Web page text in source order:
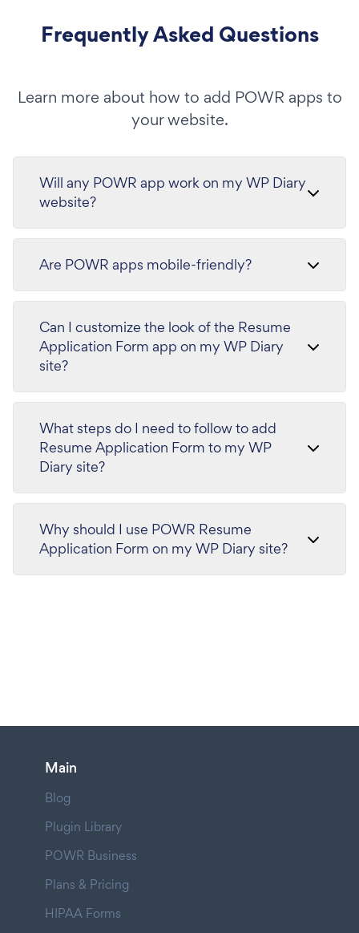
Frequently Asked Questions
Learn more about how to add POWR apps to
your website.
Will any POWR app work on my WP Diary
website?
Are POWR apps mobile-friendly?
Can I customize the look of the Resume
Application Form app on my WP Diary
site?
What steps do I need to follow to add
Resume Application Form to my WP
Diary site?
Why should I use POWR Resume
Application Form on my WP Diary site?
Main
Blog
Plugin Library
POWR Business
Plans & Pricing
HIPAA Forms